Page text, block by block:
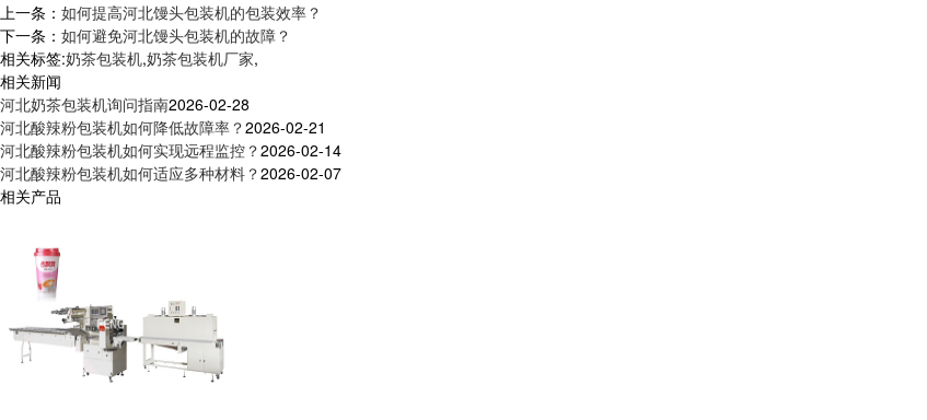
上一条： 如何提高河北馒头包装机的包装效率？
下一条： 如何避免河北馒头包装机的故障？
相关标签:奶茶包装机,奶茶包装机厂家,
相关新闻
河北奶茶包装机询问指南2026-02-28
河北酸辣粉包装机如何降低故障率？2026-02-21
河北酸辣粉包装机如何实现远程监控？2026-02-14
河北酸辣粉包装机如何适应多种材料？2026-02-07
相关产品